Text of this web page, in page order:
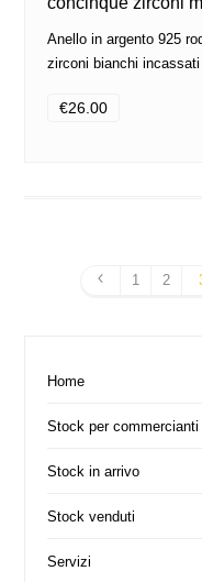
Anello in argento 925
zirconi bianchi
€26.00
1 2
Home
Stock per commercianti
Stock in arrivo
Stock venduti
Servizi